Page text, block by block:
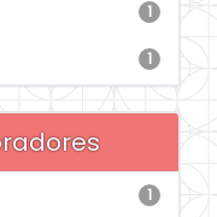
1
1
1